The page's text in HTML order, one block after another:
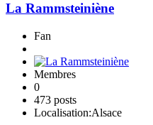
La Rammsteiniène
Fan
Membres
0
473 posts
Localisation:Alsace